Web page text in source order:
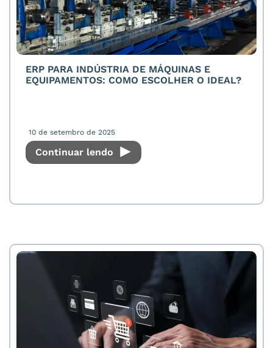
ERP PARA INDÚSTRIA DE MÁQUINAS E
EQUIPAMENTOS: COMO ESCOLHER O IDEAL?
10 de setembro de 2025
Continuar lendo